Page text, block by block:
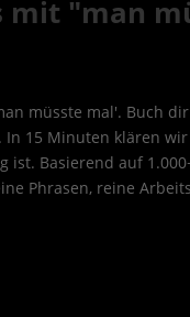
mit "man
müsste mal'. Buch
In 15 Minuten klären wir
ist. Basierend auf
Phrasen, reine